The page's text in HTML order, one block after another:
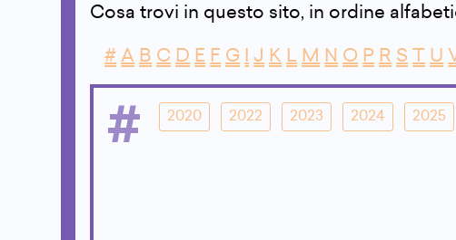
Cosa trovi in questo sito, in ordine
# A B C D E F G J K L M N O P R S U
# 2020 2022 2023 2024 2025